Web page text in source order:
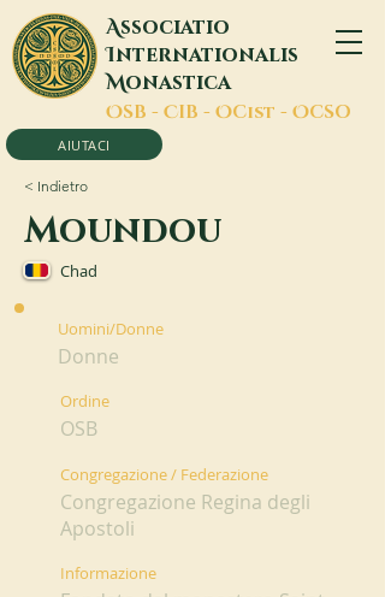
Associatio
Internationalis
Monastica
OSB - CIB - OCist - OCSO
AIUTACI
< Indietro
Moundou
Chad
Uomini/Donne
Donne
Ordine
OSB
Congregazione / Federazione
Congregazione Regina degli
Apostoli
Informazione